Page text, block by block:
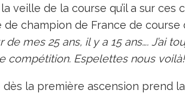
veille de la course qu’il a sur ces
champion de France de course
mes 25 ans, il y a 15 ans…. J’ai
compétition. Espelettes nous
la première ascension prend